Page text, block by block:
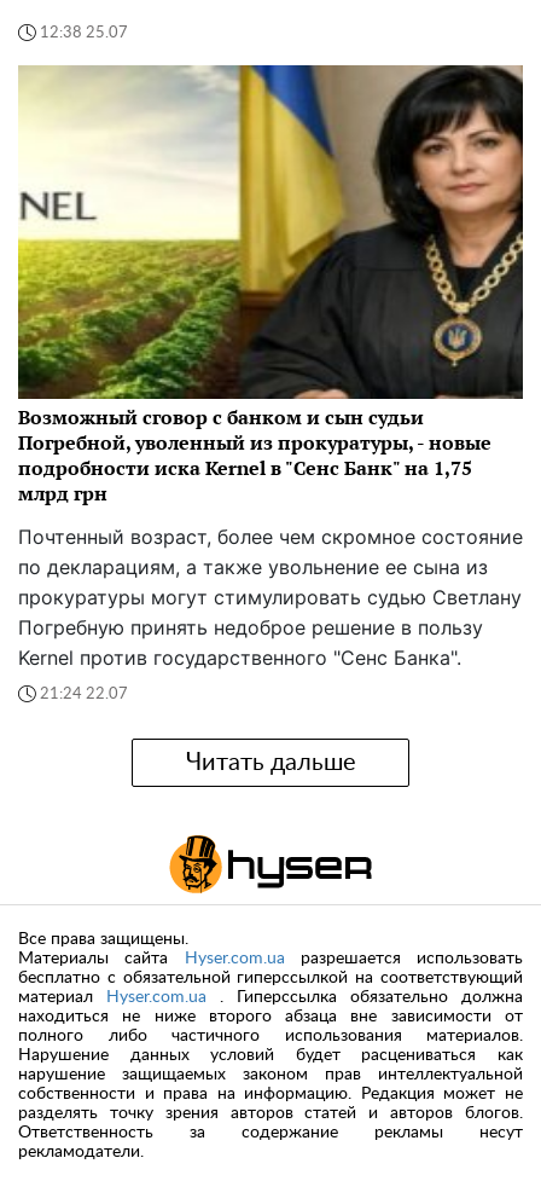
12:38 25.07
Возможный сговор с банком и сын судьи
Погребной, уволенный из прокуратуры, - новые
подробности иска Kernel в "Сенс Банк" на 1,75
млрд грн
Почтенный возраст, более чем скромное состояние
по декларациям, а также увольнение ее сына из
прокуратуры могут стимулировать судью Светлану
Погребную принять недоброе решение в пользу
Kernel против государственного "Сенс Банка".
21:24 22.07
Читать дальше
Все права защищены.
Материалы сайта
Hyser.com.ua разрешается использовать
бесплатно с обязательной гиперссылкой на соответствующий
материал
Hyser.com.ua . Гиперссылка обязательно должна
находиться не ниже второго абзаца вне зависимости от
полного либо частичного использования материалов.
Нарушение данных условий будет расцениваться как
нарушение защищаемых законом прав интеллектуальной
собственности и права на информацию. Редакция может не
разделять точку зрения авторов статей и авторов блогов.
Ответственность за содержание рекламы несут
рекламодатели.